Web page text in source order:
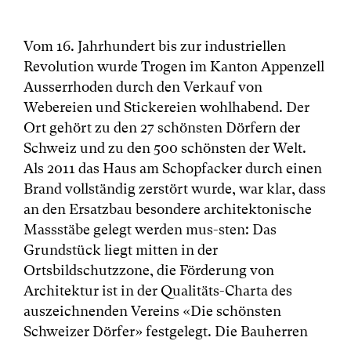
Vom 16. Jahrhundert bis zur industriellen
Revolution wurde Trogen im Kanton Appenzell
Ausserrhoden durch den Verkauf von
Webereien und Stickereien wohlhabend. Der
Ort gehört zu den 27 schönsten Dörfern der
Schweiz und zu den 500 schönsten der Welt.
Als 2011 das Haus am Schopfacker durch einen
Brand vollständig zerstört wurde, war klar, dass
an den Ersatzbau besondere architektonische
Massstäbe gelegt werden mus-sten: Das
Grundstück liegt mitten in der
Ortsbildschutzzone, die Förderung von
Architektur ist in der Qualitäts-Charta des
auszeichnenden Vereins «Die schönsten
Schweizer Dörfer» festgelegt. Die Bauherren